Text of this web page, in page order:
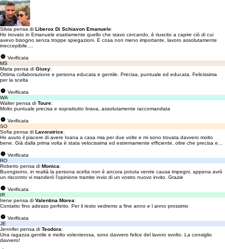
Silvia pensa di Liberox Di Schiavon Emanuele:
Ho trovato in Emanuele esattamente quello che stavo cercando, è riuscito a capire ciò di cui
avevo bisogno senza troppe spiegazioni. E cosa non meno importante, lavoro assolutamente
ineccepibile....
Verificata
MS
Maria pensa di Giusy:
Ottima collaborazione e persona educata e gentile. Precisa, puntuale ed educata. Felicissima
per la scelta
Verificata
WA
Walter pensa di Toure:
Molto puntuale precisa e soprattutto brava, assolutamente raccomandata
Verificata
SO
Sofia pensa di Lavoratrice:
Ho avuto il piacere di avere Ioana a casa mia per due volte e mi sono trovata davvero molto
bene. Già dalla prima volta è stata velocissima ed estremamente efficiente, oltre che precisa e...
Verificata
RO
Roberto pensa di Monica:
Buongiorno, in realtà la persona scelta non è ancora potuta venire causa impegni, appena avrò
un riscontro vi manderò l'opinione tramite invio di un vostro nuovo invito. Grazie
Verificata
IR
Irene pensa di Valentina Morea:
Contatto fino adesso perfetto. Per il resto vedremo a fine anno e l anno prossimo
Verificata
JE
Jennifer pensa di Teodora:
Una ragazza gentile e molto volenterosa, sono davvero felice del lavoro svolto. La consiglio
davvero!